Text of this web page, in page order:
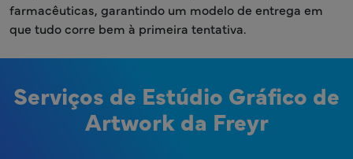
farmacêuticas, garantindo um modelo de entrega em
que tudo corre bem à primeira tentativa.
Serviços de Estúdio Gráfico de
Artwork da Freyr